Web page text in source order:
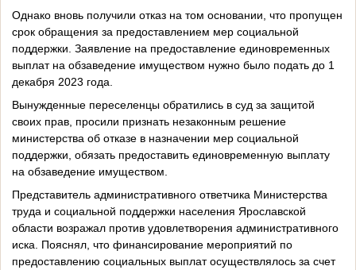
Однако вновь получили отказ на том основании, что пропущен
срок обращения за предоставлением мер социальной
поддержки. Заявление на предоставление единовременных
выплат на обзаведение имуществом нужно было подать до 1
декабря 2023 года.
Вынужденные переселенцы обратились в суд за защитой
своих прав, просили признать незаконным решение
министерства об отказе в назначении мер социальной
поддержки, обязать предоставить единовременную выплату
на обзаведение имуществом.
Представитель административного ответчика Министерства
труда и социальной поддержки населения Ярославской
области возражал против удовлетворения административного
иска. Пояснял, что финансирование мероприятий по
предоставлению социальных выплат осуществлялось за счет